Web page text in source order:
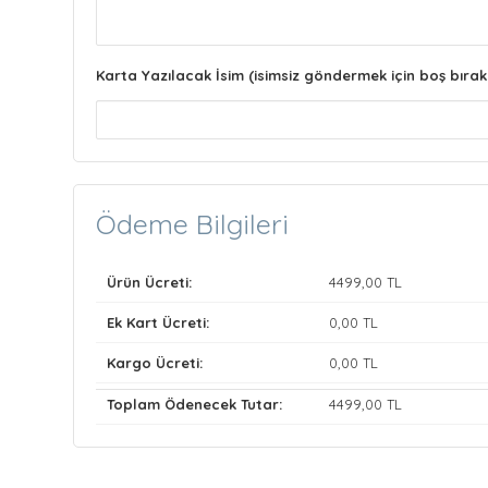
Karta Yazılacak İsim (isimsiz göndermek için boş
Ödeme Bilgileri
Ürün Ücreti: 4499 ,00 TL
Ek Kart Ücreti: 0 ,00 TL
Kargo Ücreti: 0 ,00 TL
Toplam Ödenecek Tutar: 4499 ,00 TL